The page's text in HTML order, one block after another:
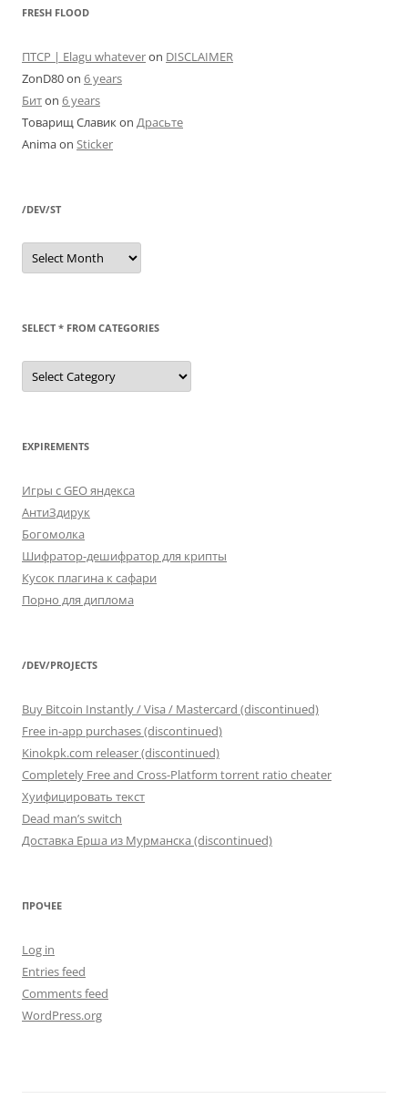
FRESH FLOOD
ПТСР | Elagu whateveron DISCLAIMER
ZonD80on 6 years
Битon 6 years
Товарищ Славикon Драсьте
Animaon Sticker
/DEV/ST
/dev/st
SELECT * FROM CATEGORIES
SELECT
FROM
EXPIREMENTS
Игры с GEO яндекса
АнтиЗдирук
Богомолка
Шифратор-дешифратор для крипты
Кусок плагина к сафари
Порно для диплома
/DEV/PROJECTS
Buy Bitcoin Instantly / Visa / Mastercard (discontinued)
Free in-app purchases (discontinued)
Kinokpk.com releaser (discontinued)
Completely Free and Cross-Platform torrent ratio cheater
Хуифицировать текст
Dead man’s switch
Доставка Ерша из Мурманска (discontinued)
ПРОЧЕЕ
Log in
Entries feed
Comments feed
WordPress.org